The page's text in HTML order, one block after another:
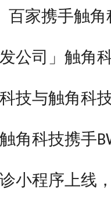
百家携手触
发公司」触角
触角科技签署
科技携手BWL
小程序上线